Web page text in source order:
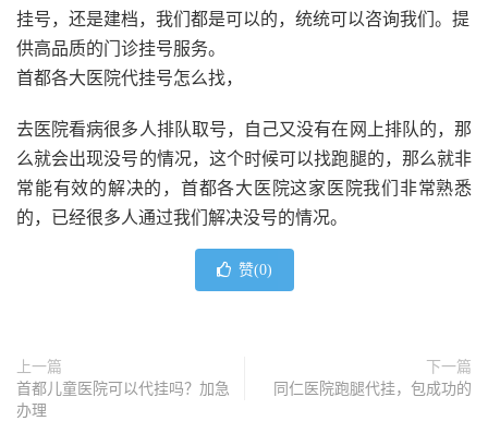
挂号，还是建档，我们都是可以的，统统可以咨询我们。提
供高品质的门诊挂号服务。
首都各大医院代挂号怎么找，
去医院看病很多人排队取号，自己又没有在网上排队的，那
么就会出现没号的情况，这个时候可以找跑腿的，那么就非
常能有效的解决的，首都各大医院这家医院我们非常熟悉
的，已经很多人通过我们解决没号的情况。
赞(0)
上一篇
首都儿童医院可以代挂吗？加急
办理
下一篇
同仁医院跑腿代挂，包成功的